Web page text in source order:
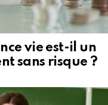
vie est-il un
sans risque ?